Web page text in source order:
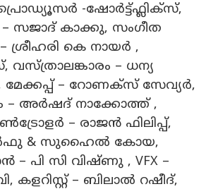
-ഷോർട്ട്ഫ്ലിക്സ്,
സജാദ് കാക്കു, സംഗീത
ശ്രീഹരി കെ നായർ ,
വസ്ത്രാലങ്കാരം – ധന്യ
– റോണക്സ് സേവ്യർ,
– അർഷദ് നാക്കോത്ത് ,
– രാജൻ ഫിലിപ്പ്,
& സുഹൈൽ കോയ,
പി സി വിഷ്ണു , VFX –
– ബിലാൽ റഷീദ്,